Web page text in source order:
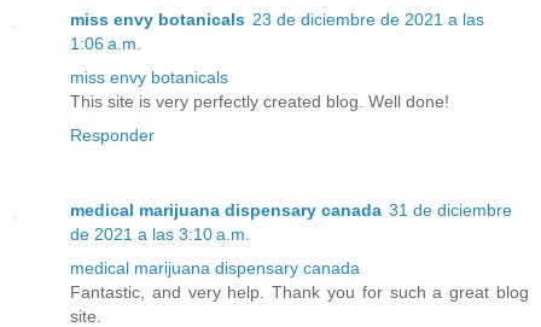
miss envy botanicals 23 de diciembre de 2021 a las
1:06 a.m.
miss envy botanicals
This site is very perfectly created blog. Well done!
Responder
medical marijuana dispensary canada 31 de diciembre
de 2021 a las 3:10 a.m.
medical marijuana dispensary canada
Fantastic, and very help. Thank you for such a great blog
site.